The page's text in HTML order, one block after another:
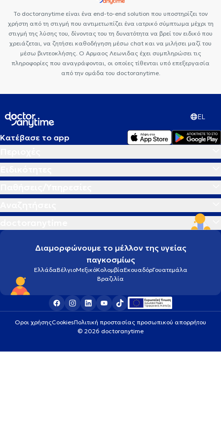
Το doctoranytime είναι ένα end-to-end solution που υποστηρίζει τον
χρήστη από τη στιγμή που αντιμετωπίζει ένα ιατρικό σύμπτωμα μέχρι τη
στιγμή της λύσης του, δίνοντας του τη δυνατότητα να βρεί τον ειδικό που
χρειάζεται, να ζητήσει καθοδήγηση μέσω chat και να μιλήσει μαζί του
μέσω βιντεοκλήσης. Ο Αρμαος Λεωνιδας έχει συμπληρώσει τις
πληροφορίες που αναγράφονται, οι οποίες τίθενται υπό επεξεργασία
από την ομάδα του doctoranytime.
EL
Κατέβασε το app
Διαμορφώνουμε το μέλλον της υγείας
παγκοσμίως
ΕλλάδαΒέλγιοΜεξικόΚολομβίαΕκουαδόρΓουατεμάλα
Βραζιλία
Οροι χρήσηςCookiesΠολιτική προστασίας προσωπικού απορρήτου
© 2026 doctoranytime